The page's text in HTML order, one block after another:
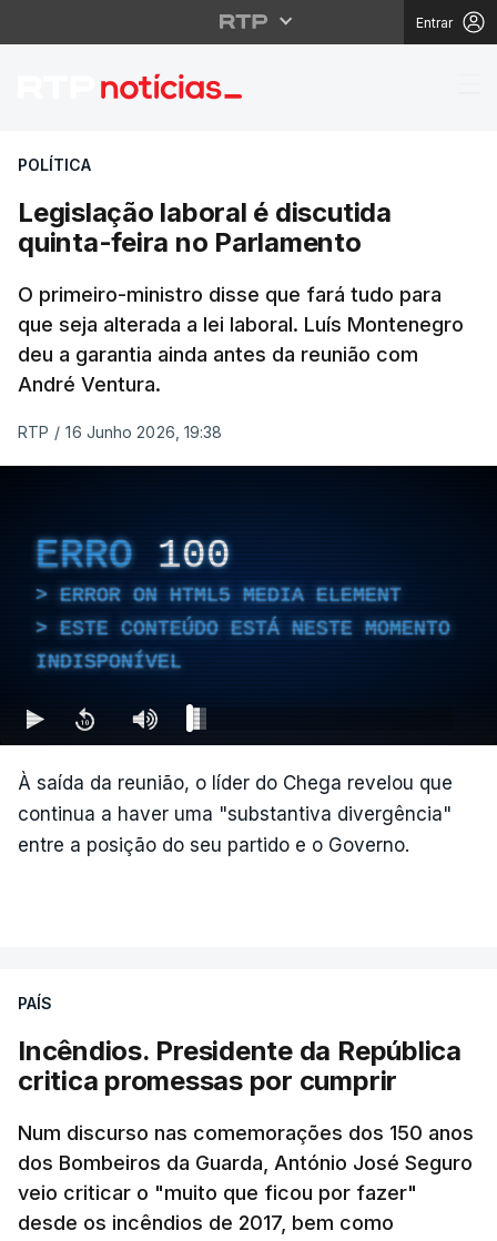
Entrar
Legislação laboral é
POLÍTICA
Legislação laboral é discutida
quinta-feira no Parlamento
O primeiro-ministro disse que fará tudo para
que seja alterada a lei laboral. Luís Montenegro
deu a garantia ainda antes da reunião com
André Ventura.
RTP / 16 Junho 2026, 19:38
ERRO 100
ERROR ON HTML5 MEDIA ELEMENT
ESTE CONTEÚDO ESTÁ NESTE MOMENTO
INDISPONÍVEL
À saída da reunião, o líder do Chega revelou que
continua a haver uma "substantiva divergência"
entre a posição do seu partido e o Governo.
PAÍS
Incêndios. Presidente da República
critica promessas por cumprir
Num discurso nas comemorações dos 150 anos
dos Bombeiros da Guarda, António José Seguro
veio criticar o "muito que ficou por fazer"
desde os incêndios de 2017, bem como